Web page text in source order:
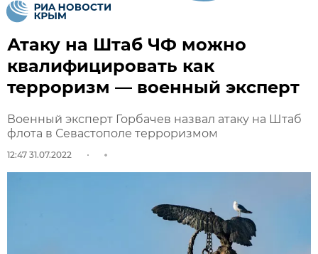
Атаку на Штаб ЧФ можно
квалифицировать как
терроризм — военный эксперт
Военный эксперт Горбачев назвал атаку на Штаб
флота в Севастополе терроризмом
12:47 31.07.2022